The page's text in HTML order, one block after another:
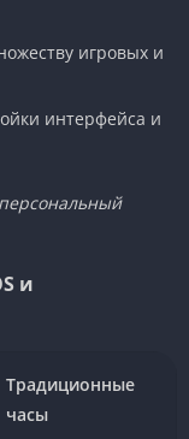
игровых и
интерфейса и
и
Традиционные
часы